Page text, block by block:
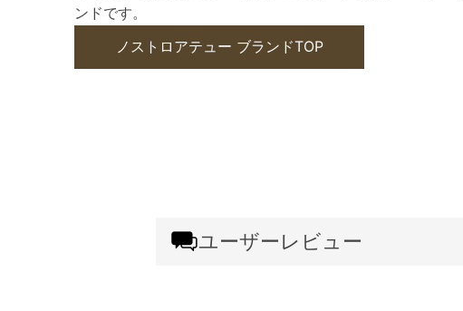
ンドです。
ノストロアテュー ブランドTOP
ユーザーレビュー